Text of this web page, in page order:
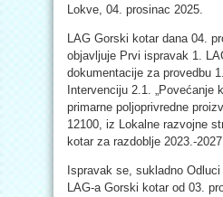
Lokve, 04. prosinac 2025.
LAG Gorski kotar dana 04.
objavljuje Prvi ispravak 1.
dokumentacije za provedbu
Intervenciju 2.1. „Povećanje
primarne poljoprivredne
12100, iz Lokalne razvojne
kotar za razdoblje 2023.-
Ispravak se, sukladno
LAG-a Gorski kotar od 03.